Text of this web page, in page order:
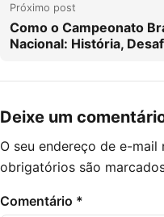
Próximo post
Como o Campeonato
Nacional: História,
Deixe um
O seu endereço de e-mail
obrigatórios são
Comentário *